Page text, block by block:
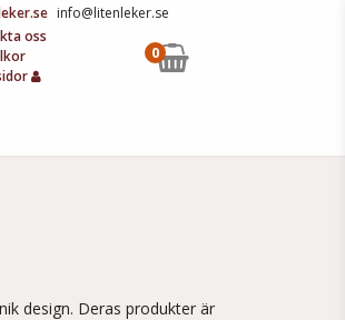
design. Deras produkter är
info@litenleker.se
oss
0